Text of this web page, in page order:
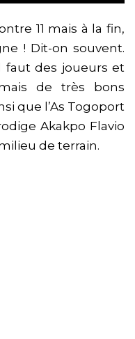
11 mais à la fin,
! Dit-on souvent.
faut des joueurs et
de très bons
que l’As Togoport
Akakpo Flavio
de terrain.